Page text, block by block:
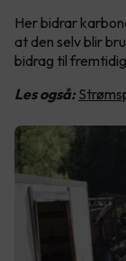
Her bidrar
at den selv blir
bidrag til
Les også: